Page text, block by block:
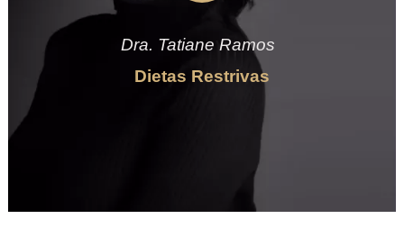
Dra. Tatiane Ramos
Dietas Restrivas